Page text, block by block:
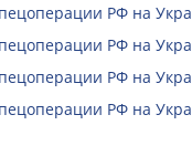
РФ на
РФ на
РФ на
РФ на